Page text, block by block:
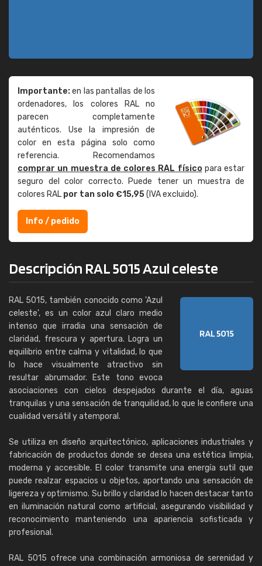
Importante:en las pantallas de los
ordenadores, los colores RAL no
parecen completamente
auténticos. Use la impresión de
color en esta página solo como
referencia. Recomendamos
comprar un muestra de colores RAL físicopara estar
seguro del color correcto. Puede tener un muestra de
colores RAL por tan solo €15,95(IVA excluido).
Info / pedido
Descripción RAL 5015 Azul celeste
RAL 5015, también conocido como 'Azul
celeste', es un color azul claro medio
intenso que irradia una sensación de
claridad, frescura y apertura. Logra un
equilibrio entre calma y vitalidad, lo que
lo hace visualmente atractivo sin
resultar abrumador. Este tono evoca
asociaciones con cielos despejados durante el día, aguas
tranquilas y una sensación de tranquilidad, lo que le confiere una
cualidad versátil y atemporal.
Se utiliza en diseño arquitectónico, aplicaciones industriales y
fabricación de productos donde se desea una estética limpia,
moderna y accesible. El color transmite una energía sutil que
puede realzar espacios u objetos, aportando una sensación de
ligereza y optimismo. Su brillo y claridad lo hacen destacar tanto
en iluminación natural como artificial, asegurando visibilidad y
reconocimiento manteniendo una apariencia sofisticada y
profesional.
RAL 5015 ofrece una combinación armoniosa de serenidad y